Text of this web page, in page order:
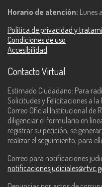
Horario de atención: Lunes
Política de privacidad y
Condiciones de uso
Accesibilidad
Contacto Virtual
Estimado Ciudadano: Para
Solicitudes y Felicitaciones a
Correo Oficial Institucional de
diligenciar el formulario en
registrar su petición, se
realizar el seguimiento, para
Correo para notificaciones